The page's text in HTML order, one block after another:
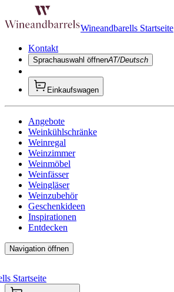
Wineandbarells Startseite
Kontakt
Sprachauswahl öffnenAT/Deutsch
Einkaufswagen
Angebote
Weinkühlschränke
Weinregal
Weinzimmer
Weinmöbel
Weinfässer
Weingläser
Weinzubehör
Geschenkideen
Inspirationen
Entdecken
Navigation öffnen
Startseite